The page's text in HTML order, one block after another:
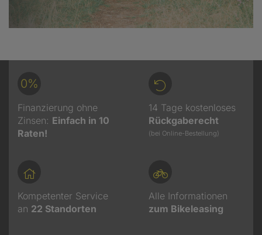
0%
Finanzierung ohne
Zinsen: Einfach in 10
Raten!
14 Tage kostenloses
Rückgaberecht
(bei Online-Bestellung)
Kompetenter Service
an 22 Standorten
Alle Informationen
zum Bikeleasing